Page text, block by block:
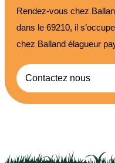
Rendez-vous chez
dans le 69210, il
chez Balland élagueur
Contactez nous